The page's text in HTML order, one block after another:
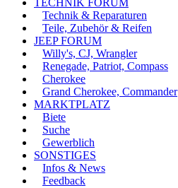
TECHNIK FORUM
Technik & Reparaturen
Teile, Zubehör & Reifen
JEEP FORUM
Willy's, CJ, Wrangler
Renegade, Patriot, Compass
Cherokee
Grand Cherokee, Commander
MARKTPLATZ
Biete
Suche
Gewerblich
SONSTIGES
Infos & News
Feedback